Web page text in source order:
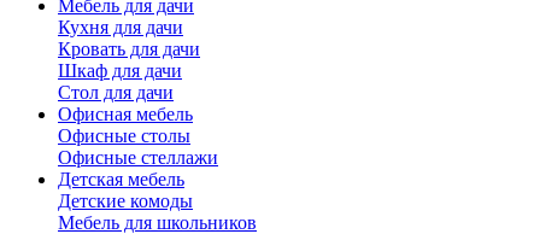
Мебель для дачи
Кухня для дачи
Кровать для дачи
Шкаф для дачи
Стол для дачи
Офисная мебель
Офисные столы
Офисные стеллажи
Детская мебель
Детские комоды
Мебель для школьников